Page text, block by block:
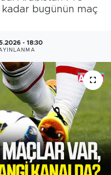
bugünün maç
- 18:30